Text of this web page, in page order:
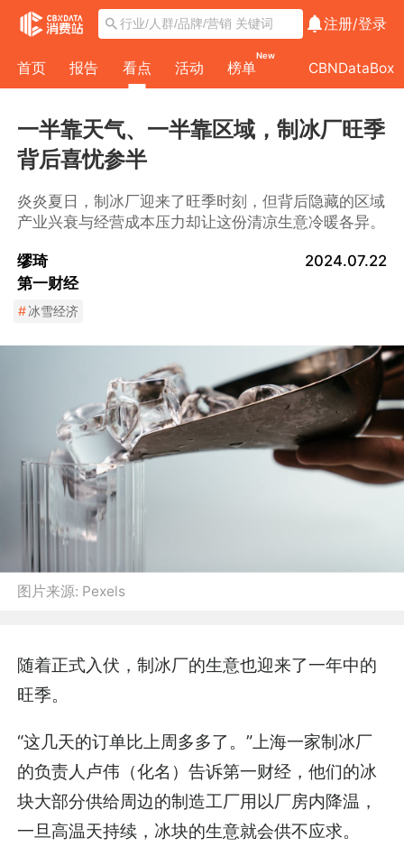
注册/登录
首页 报告 看点 活动 榜单
New
CBNDataBox
一半靠天气、一半靠区域，制冰厂旺季
背后喜忧参半
炎炎夏日，制冰厂迎来了旺季时刻，但背后隐藏的区域
产业兴衰与经营成本压力却让这份清凉生意冷暖各异。
缪琦
第一财经
2024.07.22
#冰雪经济
图片来源: Pexels
随着正式入伏，制冰厂的生意也迎来了一年中的
旺季。
“这几天的订单比上周多多了。”上海一家制冰厂
的负责人卢伟（化名）告诉第一财经，他们的冰
块大部分供给周边的制造工厂用以厂房内降温，
一旦高温天持续，冰块的生意就会供不应求。